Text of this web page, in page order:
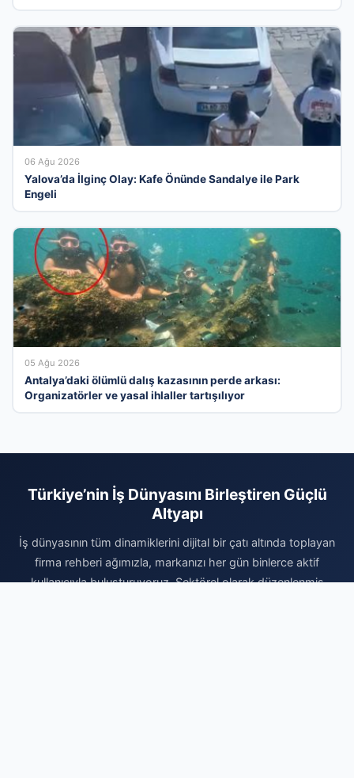
06 Ağu 2026
Yalova’da İlginç Olay: Kafe Önünde Sandalye ile Park
Engeli
05 Ağu 2026
Antalya’daki ölümlü dalış kazasının perde arkası:
Organizatörler ve yasal ihlaller tartışılıyor
Türkiye’nin İş Dünyasını Birleştiren Güçlü
Altyapı
İş dünyasının tüm dinamiklerini dijital bir çatı altında toplayan
firma rehberi ağımızla, markanızı her gün binlerce aktif
kullanıcıyla buluşturuyoruz. Sektörel olarak düzenlenmiş